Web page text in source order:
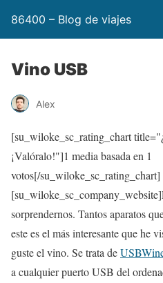
86400 – Blog de viajes
Vino USB
Alex
[su_wiloke_sc_rating_chart
¡Valóralo!"]1 media basada en 1
votos[/su_wiloke_sc_rating_chart]
sorprendernos. Tantos aparatos
este es el más interesante que he
guste el vino. Se trata de
a cualquier puerto USB del